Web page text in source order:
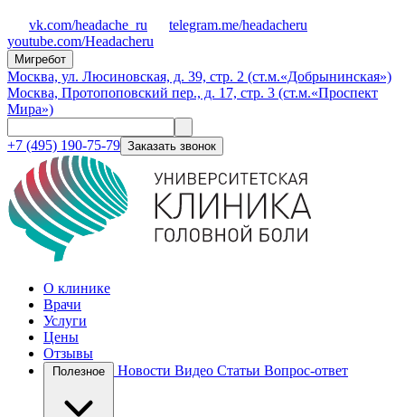
vk.com/headache_ru
telegram.me/headacheru
youtube.com/Headacheru
Мигребот
Москва, ул. Люсиновская, д. 39, стр. 2 (ст.м.«Добрынинская»)
Москва, Протопоповский пер., д. 17, стр. 3 (ст.м.«Проспект
Мира»)
+7 (495) 190-75-79 Заказать звонок
О клинике
Врачи
Услуги
Цены
Отзывы
Новости Видео Статьи Вопрос-ответ